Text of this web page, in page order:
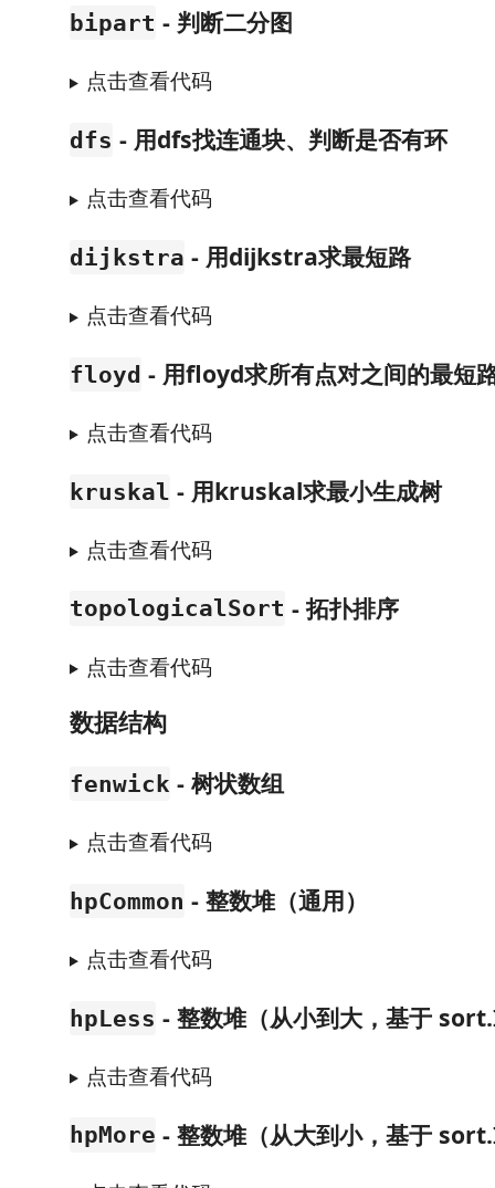
bipart - 判断二分图
点击查看代码
dfs - 用dfs找连通块、判断是否有环
点击查看代码
dijkstra - 用dijkstra求最短路
点击查看代码
floyd - 用floyd求所有点对之间的最短
点击查看代码
kruskal - 用kruskal求最小生成树
点击查看代码
topologicalSort - 拓扑排序
点击查看代码
数据结构
fenwick - 树状数组
点击查看代码
hpCommon - 整数堆（通用）
点击查看代码
hpLess - 整数堆（从小到大，基于
点击查看代码
hpMore - 整数堆（从大到小，基于